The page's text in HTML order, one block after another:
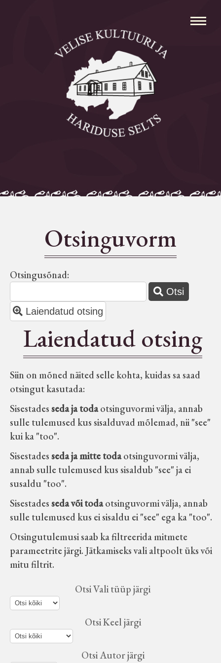
Avaleht
Aleksei Parnabas
Sillaotsa Talumuuseum
Seltsid-ühingud
Aiandus
Tuletõrje
Õpperada
Muud koduloolist Velise mailt
Märjamaa ümbruse valdade
elanike nimekirjad seisuga
15.12.1938
Velise kultuuri ja hariduse selts
Virtuaalnäitused
Otsi
Tagasiside
Otsinguvorm
Otsingusõnad:
Type 2 or more characters for
results.
Otsi
Laiendatud otsing
Laiendatud otsing
Siin on mõned näited selle kohta, kuidas sa saad
otsingut kasutada:
Sisestadesseda ja todaotsinguvormi välja, annab
sulle tulemused kus sisalduvad mõlemad, nii "see"
kui ka "too".
Sisestadesseda ja mitte todaotsinguvormi välja,
annab sulle tulemused kus sisaldub "see" ja ei
susaldu "too".
Sisestadesseda või todaotsinguvormi välja, annab
sulle tulemused kus ei sisaldu ei "see" ega ka "too".
Otsingutulemusi saab ka filtreerida mitmete
parameetrite järgi. Jätkamiseks vali altpoolt üks või
mitu filtrit.
Otsi Vali tüüp järgi
Otsi Keel järgi
Otsi Autor järgi